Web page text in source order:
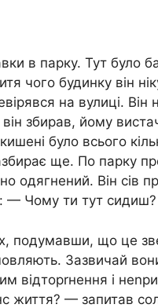
в парку. Тут було
чого будинку він
на вулиці. Він
збирав, йому
було всього
ще. По парку
одягнений. Він сів
— Чому ти тут сидиш?
подумавши, що це
Зазвичай
відторrнення і
життя? — запитав